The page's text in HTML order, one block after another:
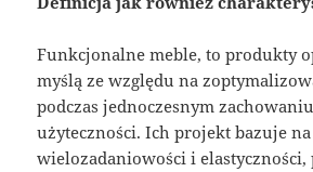
Funkcjonalne meble, to produkty
myślą ze względu na
podczas jednoczesnym
użyteczności. Ich projekt bazuje
wielozadaniowości i elastyczności,